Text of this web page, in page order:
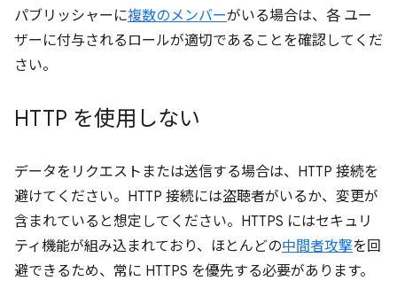
パブリッシャーに複数のメンバーがいる場合は、各 ユー
ザーに付与されるロールが適切であることを確認してくだ
さい。
HTTP を使用しない
データをリクエストまたは送信する場合は、HTTP 接続を
避けてください。HTTP 接続には盗聴者がいるか、変更が
含まれていると想定してください。HTTPS にはセキュリ
ティ機能が組み込まれており、ほとんどの中間者攻撃を回
避できるため、常に HTTPS を優先する必要があります。